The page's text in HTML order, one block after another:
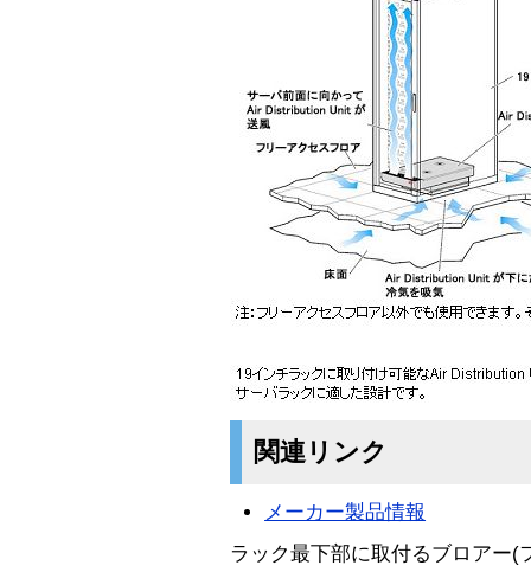
関連リンク
メーカー製品情報
ラック最下部に取付るブロアー(